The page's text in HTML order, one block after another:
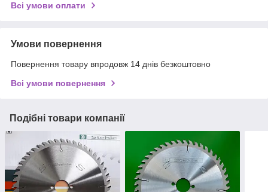
Всі умови оплати
Умови повернення
Повернення товару впродовж 14 днів безкоштовно
Всі умови повернення
Подібні товари компанії